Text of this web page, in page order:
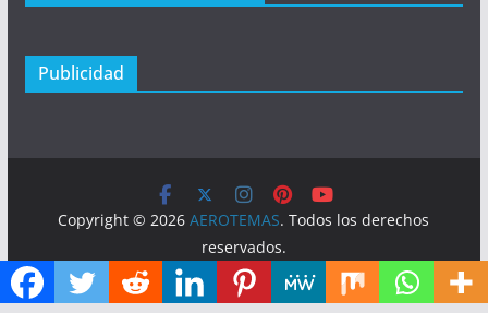
Publicidad
Copyright © 2026AEROTEMAS. Todos los derechos
reservados.
Tema:ColorMag por ThemeGrill. Funciona con WordPress.